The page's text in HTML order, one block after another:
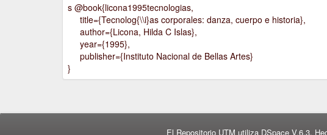
s @book{licona1995tecnologias,
title={Tecnolog{\\i}as corporales: danza, cuerpo e historia},
author={Licona, Hilda C Islas},
year={1995},
publisher={Instituto Nacional de Bellas Artes}
}
El Repositorio UTM utiliza DSpace V.6.3.